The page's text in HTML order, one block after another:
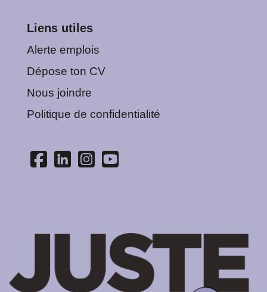
Liens utiles
Alerte emplois
Dépose ton CV
Nous joindre
Politique de confidentialité